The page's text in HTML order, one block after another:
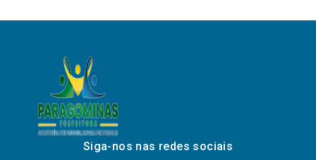
Siga-nos nas redes sociais